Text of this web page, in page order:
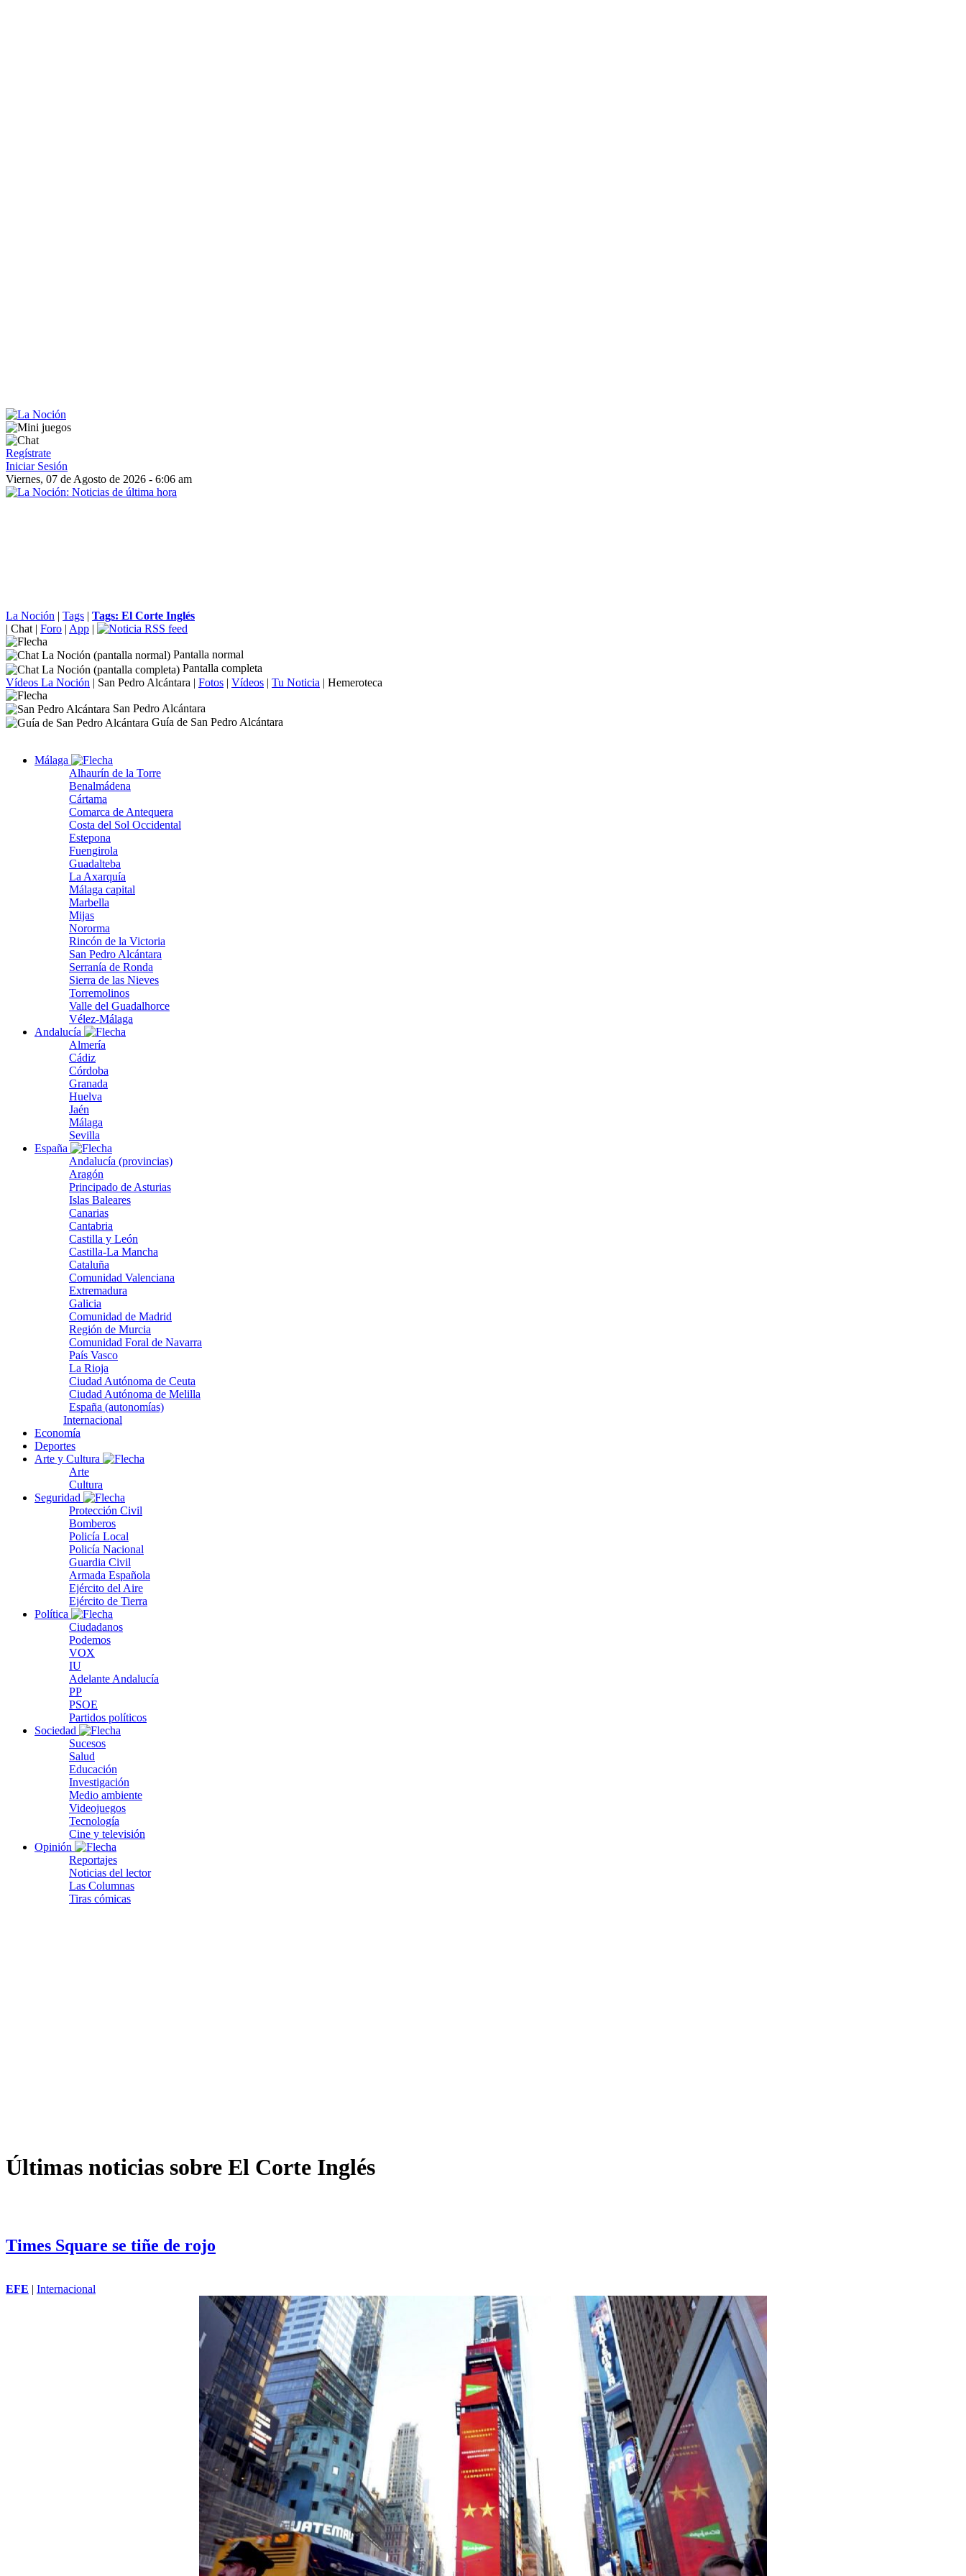
Regístrate
Iniciar Sesión
Viernes, 07 de Agosto de 2026 - 6:06 am
La Noción | Tags | Tags: El Corte Inglés
| Chat | Foro | App |
Pantalla normal
Pantalla completa
Vídeos La Noción | San Pedro Alcántara | Fotos | Vídeos | Tu Noticia | Hemeroteca
San Pedro Alcántara
Guía de San Pedro Alcántara
Málaga
Alhaurín de la Torre
Benalmádena
Cártama
Comarca de Antequera
Costa del Sol Occidental
Estepona
Fuengirola
Guadalteba
La Axarquía
Málaga capital
Marbella
Mijas
Nororma
Rincón de la Victoria
San Pedro Alcántara
Serranía de Ronda
Sierra de las Nieves
Torremolinos
Valle del Guadalhorce
Vélez-Málaga
Andalucía
Almería
Cádiz
Córdoba
Granada
Huelva
Jaén
Málaga
Sevilla
España
Andalucía (provincias)
Aragón
Principado de Asturias
Islas Baleares
Canarias
Cantabria
Castilla y León
Castilla-La Mancha
Cataluña
Comunidad Valenciana
Extremadura
Galicia
Comunidad de Madrid
Región de Murcia
Comunidad Foral de Navarra
País Vasco
La Rioja
Ciudad Autónoma de Ceuta
Ciudad Autónoma de Melilla
España (autonomías)
Internacional
Economía
Deportes
Arte y Cultura
Arte
Cultura
Seguridad
Protección Civil
Bomberos
Policía Local
Policía Nacional
Guardia Civil
Armada Española
Ejército del Aire
Ejército de Tierra
Política
Ciudadanos
Podemos
VOX
IU
Adelante Andalucía
PP
PSOE
Partidos políticos
Sociedad
Sucesos
Salud
Educación
Investigación
Medio ambiente
Videojuegos
Tecnología
Cine y televisión
Opinión
Reportajes
Noticias del lector
Las Columnas
Tiras cómicas
Últimas noticias sobre El Corte Inglés
Times Square se tiñe de rojo
EFE | Internacional